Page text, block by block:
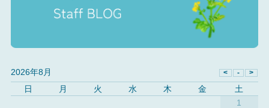
2026年8月
日
月 火 水 木 金
土
1